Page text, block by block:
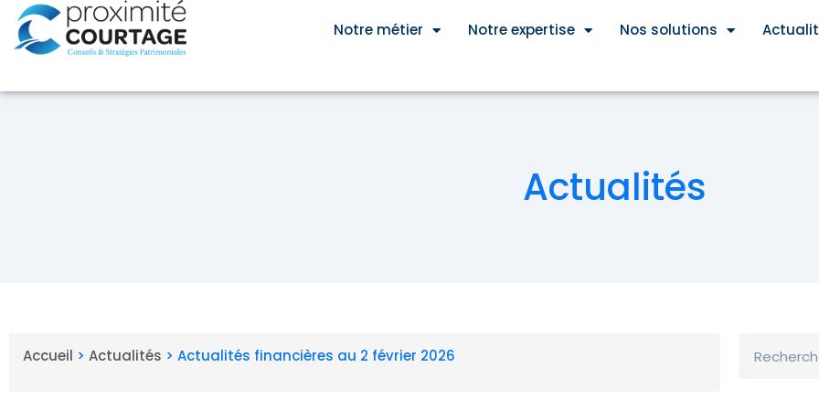
Aller
contenu
Notre métier Notre expertise Nos solutions
Actualités
Accueil > Actualités > Actualités financières au 2 février 2026